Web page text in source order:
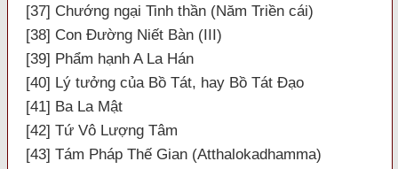
[37] Chướng ngại Tinh thần (Năm Triền cái)
[38] Con Đường Niết Bàn (III)
[39] Phẩm hạnh A La Hán
[40] Lý tưởng của Bồ Tát, hay Bồ Tát Đạo
[41] Ba La Mật
[42] Tứ Vô Lượng Tâm
[43] Tám Pháp Thế Gian (Atthalokadhamma)